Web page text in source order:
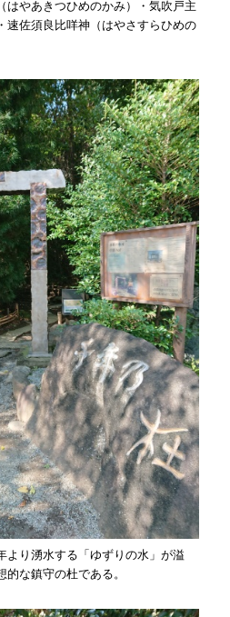
はやあきつひめのかみ）・気吹戸主
速佐須良比咩神（はやさすらひめの
より湧水する「ゆずりの水」が溢
な鎮守の杜である。